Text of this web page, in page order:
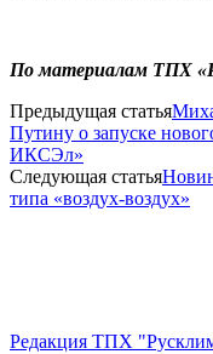
По материалам ТПХ
Предыдущая статья
Путину о запуске
ИКСЭл»
Следующая статья
типа «воздух-воздух»
Редакция ТПХ